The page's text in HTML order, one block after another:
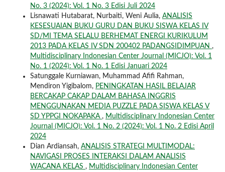
No. 3 (2024): Vol. 1 No. 3 Edisi Juli 2024
Lisnawati Hutabarat, Nurbaiti, Weni Aulia, ANALISIS
KESESUAIAN BUKU GURU DAN BUKU SISWA KELAS IV
SD/MI TEMA SELALU BERHEMAT ENERGI KURIKULUM
2013 PADA KELAS IV SDN 200402 PADANGSIDIMPUAN ,
Multidisciplinary Indonesian Center Journal (MICJO): Vol. 1
No. 1 (2024): Vol. 1 No. 1 Edisi Januari 2024
Satunggale Kurniawan, Muhammad Afifi Rahman,
Mendiron Yigibalom, PENINGKATAN HASIL BELAJAR
BERCAKAP CAKAP DALAM BAHASA INGGRIS
MENGGUNAKAN MEDIA PUZZLE PADA SISWA KELAS V
SD YPPGI NOKAPAKA , Multidisciplinary Indonesian Center
Journal (MICJO): Vol. 1 No. 2 (2024): Vol. 1 No. 2 Edisi April
2024
Dian Ardiansah, ANALISIS STRATEGI MULTIMODAL:
NAVIGASI PROSES INTERAKSI DALAM ANALISIS
WACANA KELAS , Multidisciplinary Indonesian Center